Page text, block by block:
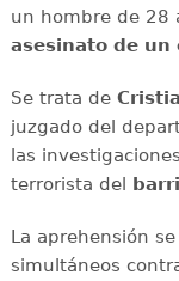
un hombre de 28
asesinato de un
Se trata de
juzgado del
las
terrorista del
La aprehensión
simultáneos